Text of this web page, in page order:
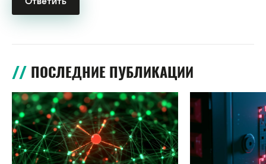
ПОСЛЕДНИЕ ПУБЛИКАЦИИ